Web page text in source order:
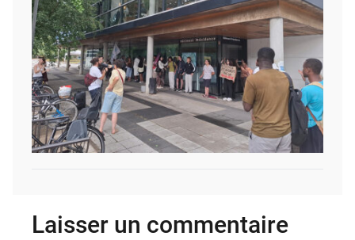
Laisser un commentaire